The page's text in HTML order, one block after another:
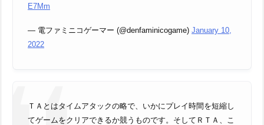
E7Mm
— 電ファミニコゲーマー (@denfaminicogame) January 10,
2022
ＴＡとはタイムアタックの略で、いかにプレイ時間を短縮し
てゲームをクリアできるか競うものです。そしてＲＴＡ、こ